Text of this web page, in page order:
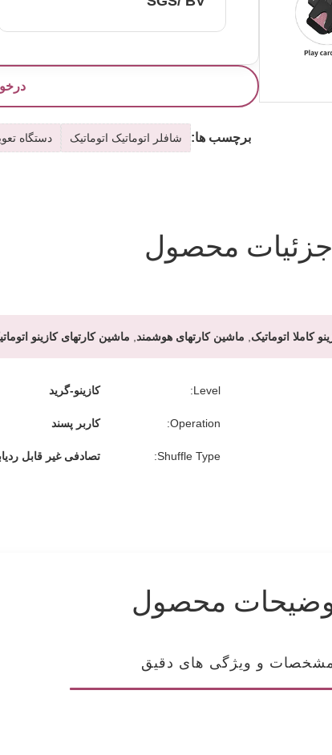
برچسب ها: شافلر اتوماتیک اتوماتیک دستگاه
جزئیات محصول
کاملا اتوماتیک ماشین کارتهای هوشمند ماشین کارتهای کازینو
Level: کازینو-گرید
Operation: کاربر پسند
Shuffle Type: تصادفی غیر قابل
محصول
و ویژگی های دقیق